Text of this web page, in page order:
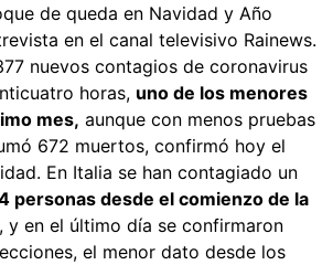
de queda en Navidad y Año
en el canal televisivo Rainews.
nuevos contagios de coronavirus
horas, uno de los menores
mes, aunque con menos pruebas
672 muertos, confirmó hoy el
En Italia se han contagiado un
personas desde el comienzo de la
, y en el último día se confirmaron
el menor dato desde los